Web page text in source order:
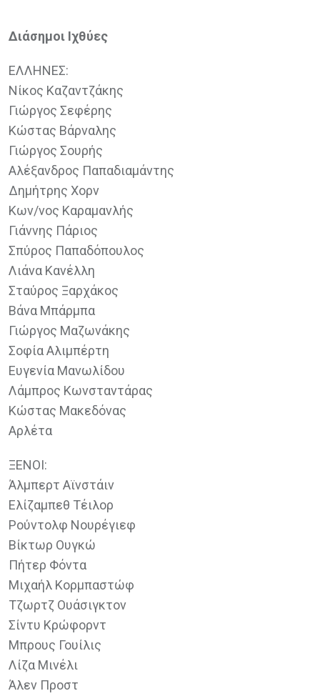
Διάσημοι Ιχθύες
ΕΛΛΗΝΕΣ:
Νίκος Καζαντζάκης
Γιώργος Σεφέρης
Κώστας Βάρναλης
Γιώργος Σουρής
Αλέξανδρος Παπαδιαμάντης
Δημήτρης Χορν
Κων/νος Καραμανλής
Γιάννης Πάριος
Σπύρος Παπαδόπουλος
Λιάνα Κανέλλη
Σταύρος Ξαρχάκος
Βάνα Μπάρμπα
Γιώργος Μαζωνάκης
Σοφία Αλιμπέρτη
Ευγενία Μανωλίδου
Λάμπρος Κωνσταντάρας
Κώστας Μακεδόνας
Αρλέτα
ΞΕΝΟΙ:
Άλμπερτ Αϊνστάιν
Ελίζαμπεθ Τέιλορ
Ρούντολφ Νουρέγιεφ
Βίκτωρ Ουγκώ
Πήτερ Φόντα
Μιχαήλ Κορμπαστώφ
Τζωρτζ Ουάσιγκτον
Σίντυ Κρώφορντ
Μπρους Γουίλις
Λίζα Μινέλι
Άλεν Προστ